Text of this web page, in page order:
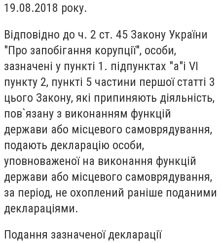
19.08.2018 року.
Відповідно до ч. 2 ст. 45 Закону України
"Про запобігання корупції", особи,
зазначені у пункті 1. підпунктах "а"і VI
пункту 2, пункті 5 частини першої статті 3
цього Закону, які припиняють діяльність,
пов`язану з виконанням функцій
держави або місцевого самоврядування,
подають декларацію особи,
уповноваженої на виконання функцій
держави або місцевого самоврядування,
за період, не охоплений раніше поданими
деклараціями.
Подання зазначеної декларації